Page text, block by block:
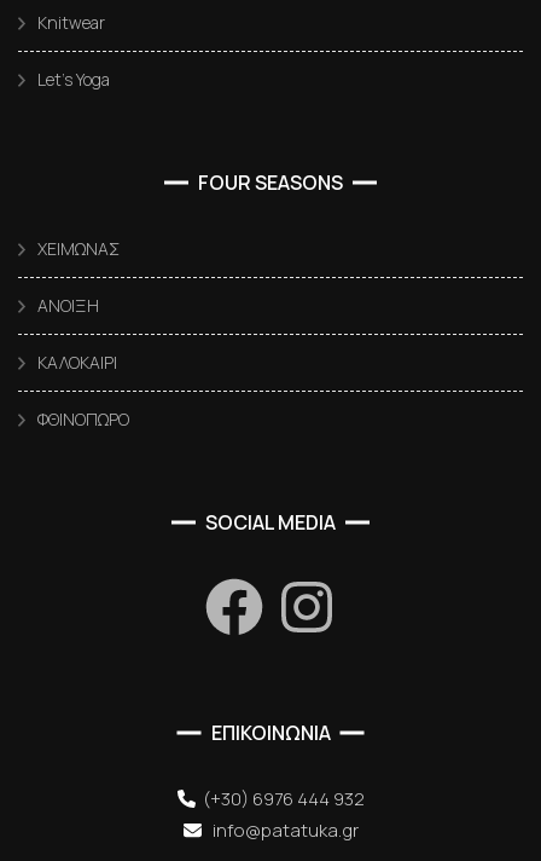
Knitwear
Let’s Yoga
FOUR SEASONS
ΧΕΙΜΩΝΑΣ
ΑΝΟΙΞΗ
ΚΑΛΟΚΑΙΡΙ
ΦΘΙΝΟΠΩΡΟ
SOCIAL MEDIA
ΕΠΙΚΟΙΝΩΝΙΑ
(+30) 6976 444 932
info@patatuka.gr